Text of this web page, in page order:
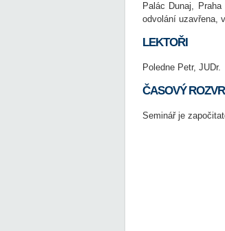
Palác Dunaj,
odvolání uzavřena,
LEKTOŘI
Poledne Petr, JUDr.
ČASOVÝ
Seminář je